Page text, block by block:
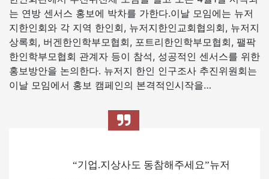
는 연방 센서스 홍보에 박차를 가한다.이날 모임에는 뉴저
지한인회와 각 지역 한인회, 뉴저지한인교회협의회, 뉴저지
상록회, 버겐한인학부모협회, 포트리한인학부모협회, 팰팍
한인학부모협회 관계자 등이 참석, 성공적인 센서스를 위한
홍보방안을 논의한다. 뉴저지 한인 인구조사 추진위원회는
이날 모임에서 홍보 캠페인의 본격적인시작을…
“기업.지상사도 동참해주세요”뉴저